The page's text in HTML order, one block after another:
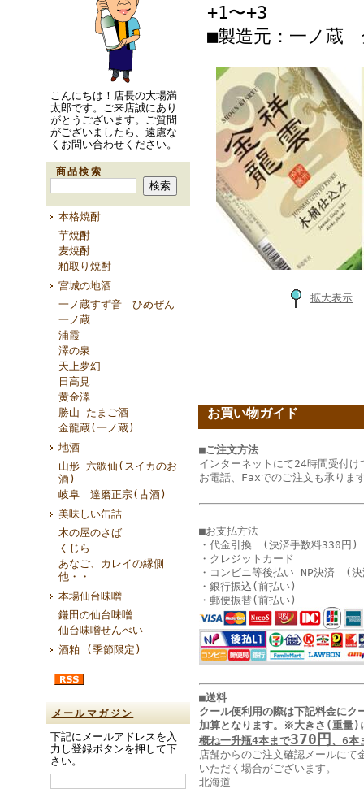
こんにちは！店長の大場満
太郎です。ご来店誠にあり
がとうございます。ご質問
がございましたら、遠慮な
くお問い合わせください。
商品検索
本格焼酎
芋焼酎
麦焼酎
粕取り焼酎
宮城の地酒
一ノ蔵すず音 ひめぜん
一ノ蔵
浦霞
澤の泉
天上夢幻
日高見
黄金澤
勝山 たまご酒
金龍蔵(一ノ蔵)
地酒
山形 六歌仙(スイカのお
酒)
岐阜 達磨正宗(古酒)
美味しい缶詰
木の屋のさば
くじら
あなご、カレイの縁側
他・・
本場仙台味噌
鎌田の仙台味噌
仙台味噌せんべい
酒粕 (季節限定)
メールマガジン
下記にメールアドレスを入
力し登録ボタンを押して下
さい。
+1〜+3
■製造元：一ノ蔵
拡大表示
お買い物ガイド
■ご注文方法
インターネットにて24時間受付け
お電話、Faxでのご注文も承りま
■お支払方法
・代金引換 (決済手数料330円)
・クレジットカード
・コンビニ等後払い NP決済 (
・銀行振込(前払い)
・郵便振替(前払い)
■送料
クール便利用の際は下記料金にク
加算となります。
※大きさ(重量)
概ね一升瓶4本まで370円、6本
店舗からのご注文確認メールにて
いただく場合がございます。
北海道